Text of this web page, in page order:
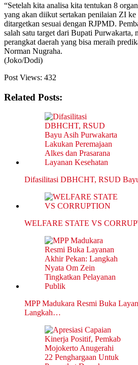
“Setelah kita analisa kita tentukan 8
yang akan diikut sertakan penilaian ZI
ditargetkan sesuai dengan RJPMD.
salah satu target dari Bupati Purwakarta,
perangkat daerah yang bisa meraih
Norman Nugraha.
(Joko/Dodi)
Post Views: 432
Related Posts:
Difasilitasi DBHCHT, RSUD
WELFARE STATE VS
MPP Madukara Resmi Buka
Langkah…